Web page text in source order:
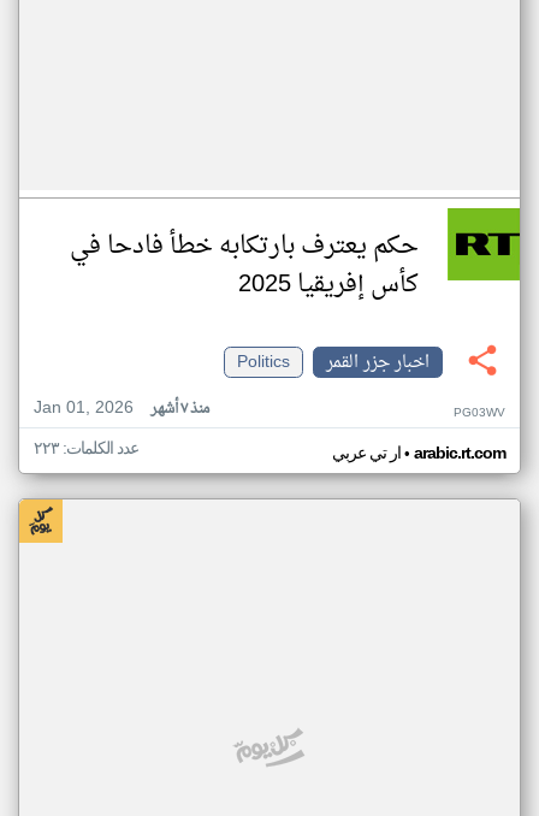
حكم يعترف بارتكابه خطأ فادحا في
كأس إفريقيا 2025
اخبار جزر القمر
Politics
Jan 01, 2026
منذ ٧ أشهر PG03WV
ار تي عربي• arabic.rt.com عدد الكلمات: ٢٢٣